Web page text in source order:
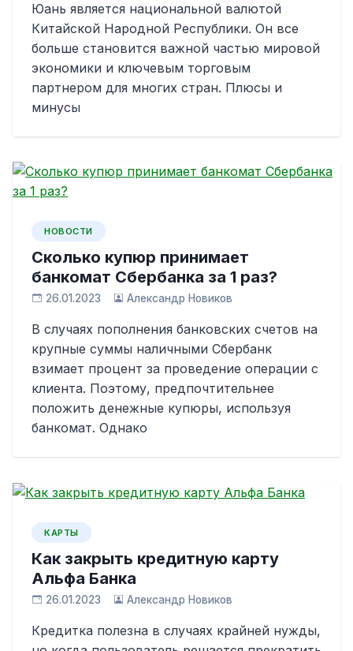
Юань является национальной валютой
Китайской Народной Республики. Он все
больше становится важной частью мировой
экономики и ключевым торговым
партнером для многих стран. Плюсы и
минусы
НОВОСТИ
Сколько купюр принимает
банкомат Сбербанка за 1 раз?
26.01.2023 Александр Новиков
В случаях пополнения банковских счетов на
крупные суммы наличными Сбербанк
взимает процент за проведение операции с
клиента. Поэтому, предпочтительнее
положить денежные купюры, используя
банкомат. Однако
КАРТЫ
Как закрыть кредитную карту
Альфа Банка
26.01.2023 Александр Новиков
Кредитка полезна в случаях крайней нужды,